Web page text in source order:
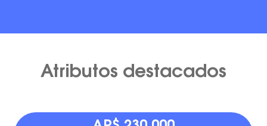
Atributos destacados